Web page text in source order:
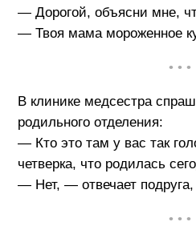
— Дорогой, объясни мне,
— Твоя мама мороженное
• • •
В клинике медсестра
родильного отделения:
— Кто это там у вас так
четверка, что родилась
— Нет, — отвечает
• • •